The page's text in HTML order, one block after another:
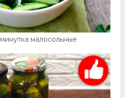
малосольные